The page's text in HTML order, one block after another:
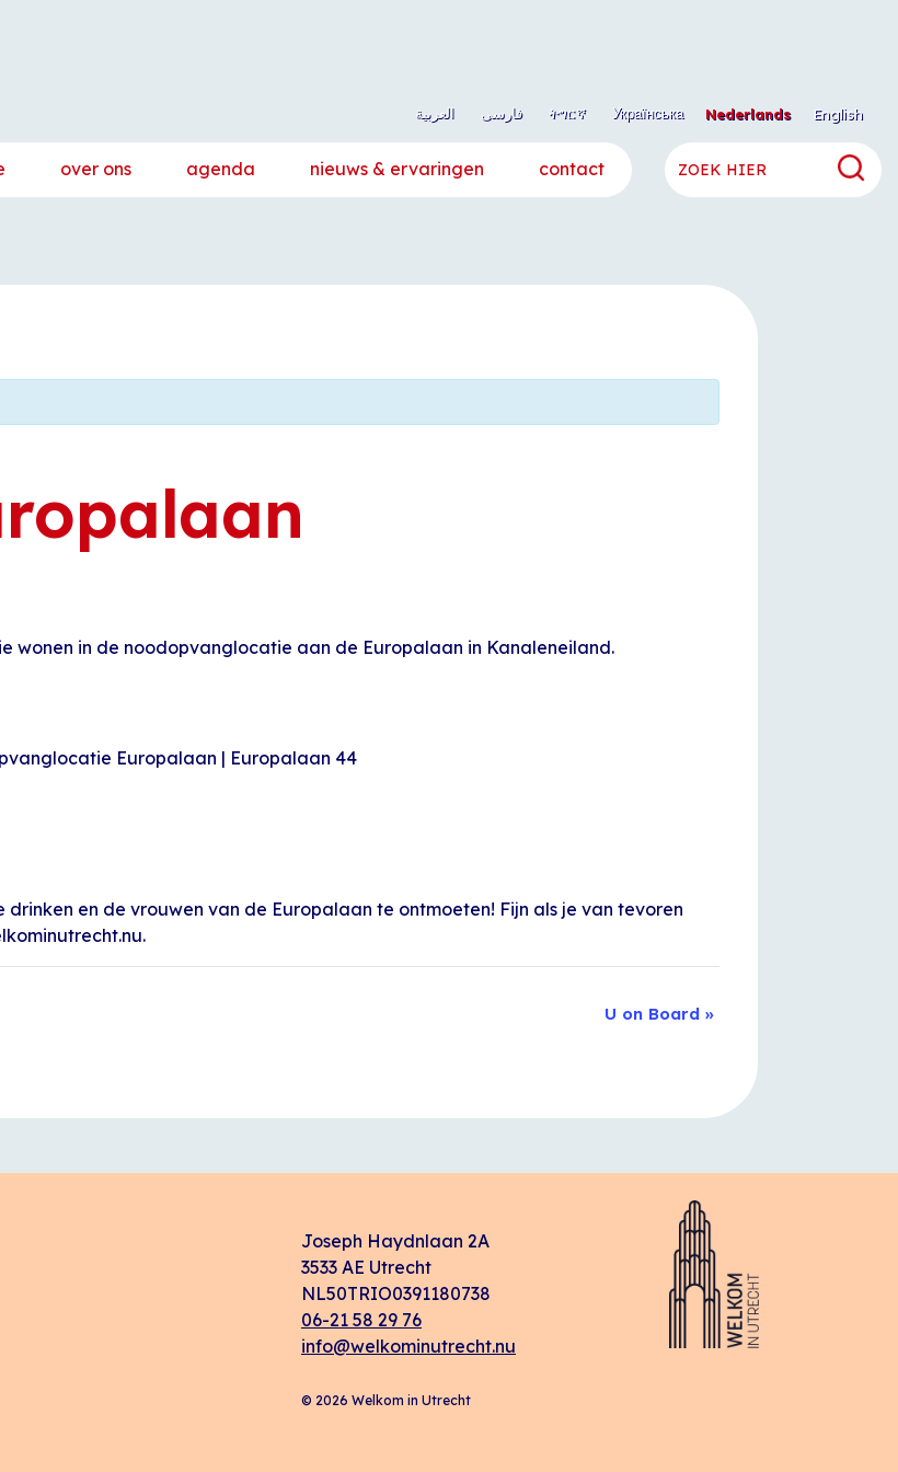
Nederlands English العربية فارسی ትግርኛ Українська
over ons agenda nieuws & ervaringen contact
wonen in de noodopvanglocatie aan de Europalaan in Kanaleneiland.
Europalaan | Europalaan 44
en de vrouwen van de Europalaan te ontmoeten! Fijn als je van tevoren
U on Board »
Joseph Haydnlaan 2A
3533 AE Utrecht
NL50TRIO0391180738
06-21 58 29 76
info@welkominutrecht.nu
© 2026 Welkom in Utrecht